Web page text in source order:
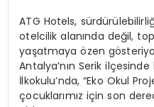
ATG Hotels,
otelcilik alanında değil,
yaşatmaya özen
Antalya’nın Serik
İlkokulu’nda, “Eko Okul
çocuklarımız için son